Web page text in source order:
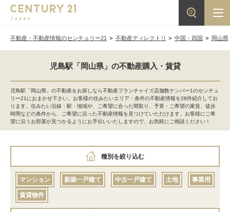
不動産・不動産情報のセンチュリー21 不動産ディレクトリ 中国・四国 岡山県
児島駅「岡山県」の不動産購入・賃貸
児島駅「岡山県」の不動産をお探しなら不動産フランチャイズ店舗数ナンバー1のセンチュ
リー21におまかせ下さい。お客様の住みたいエリア・条件の不動産情報を28件紹介してお
ります。住みたい沿線・駅・地域や、ご希望に合った間取り、予算・ご希望の家賃、徒歩
時間などの条件から、ご希望に沿った不動産情報を見つけていただけます。お客様にご希
望に沿うお部屋が見つかるようにお手伝いいたしますので、お気軽にご相談ください！
種別を絞り込む
マンション 新築一戸建て 中古一戸建て 土地 事業用
賃貸物件